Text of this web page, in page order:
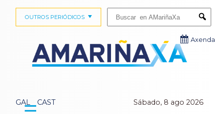
GAL CAST Sábado, 8 ago 2026
OUTROS PERIÓDICOS
Axenda